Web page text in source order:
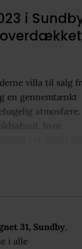
i
villa til salg
en gennemtænkt
atmosfære.
hvor
rummer fem
til en
og
via fjernvarme, og
31, Sundby,
i alle